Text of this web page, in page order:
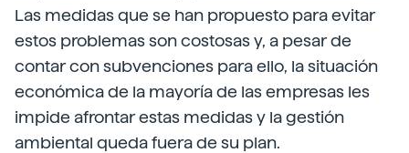
Las medidas que se han propuesto para evitar
estos problemas son costosas y, a pesar de
contar con subvenciones para ello, la situación
económica de la mayoría de las empresas les
impide afrontar estas medidas y la gestión
ambiental queda fuera de su plan.